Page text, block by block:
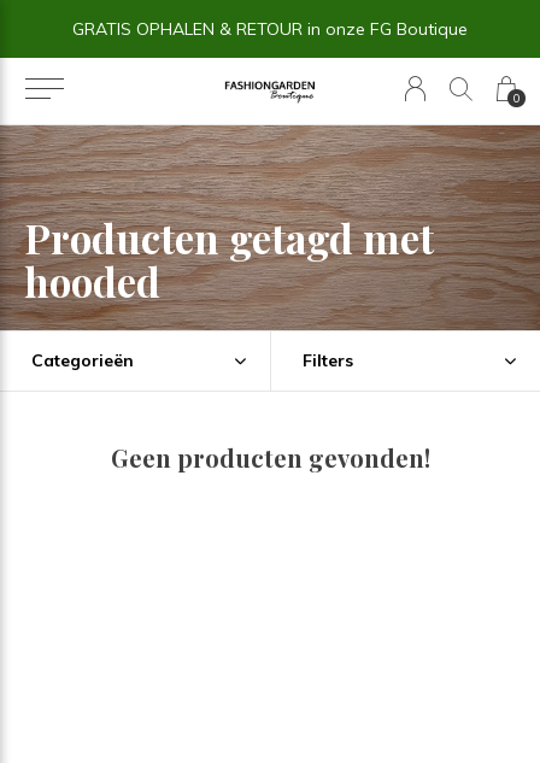
0
GRATIS OPHALEN & RETOUR in onze FG Boutique
Producten getagd met
hooded
Categorieën Filters
Geen producten gevonden!